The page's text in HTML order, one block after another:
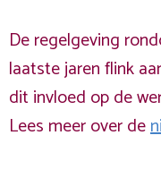
De regelgeving
laatste jaren flink
dit invloed op de
Lees meer over de